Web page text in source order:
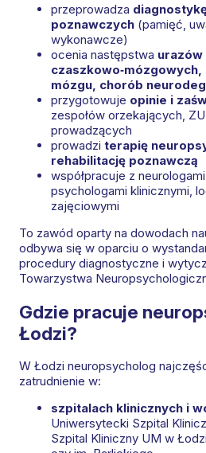
przeprowadza
poznawczych (pamięć,
wykonawcze)
ocenia następstwa urazów
mózgu, chorób
przygotowuje opinie i
zespołów orzekających,
prowadzących
prowadzi terapię
rehabilitację poznawczą
współpracuje z
psychologami klinicznymi,
zajęciowymi
To zawód oparty na dowodach
odbywa się w oparciu o
procedury diagnostyczne i
Towarzystwa
Gdzie pracuje
Łodzi?
W Łodzi neuropsycholog
zatrudnienie w:
szpitalach klinicznych i
Uniwersytecki Szpital
Szpital Kliniczny UM w